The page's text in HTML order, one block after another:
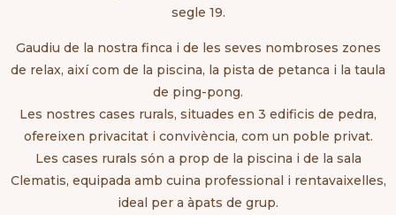
segle 19.
Gaudiu de la nostra finca i de les seves nombroses zones
de relax, així com de la piscina, la pista de petanca i la taula
de ping-pong.
Les nostres cases rurals, situades en 3 edificis de pedra,
ofereixen privacitat i convivència, com un poble privat.
Les cases rurals són a prop de la piscina i de la sala
Clematis, equipada amb cuina professional i rentavaixelles,
ideal per a àpats de grup.